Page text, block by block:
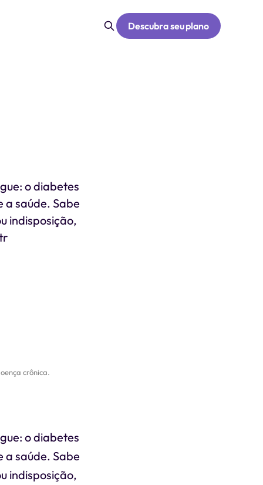
Descubra seu plano
o diabetes
saúde. Sabe
indisposição,
crônica.
o diabetes
saúde. Sabe
indisposição,